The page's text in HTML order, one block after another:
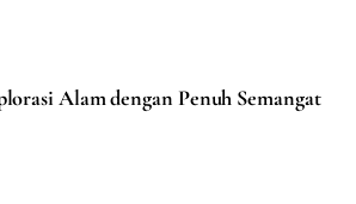
Alam dengan Penuh Semangat